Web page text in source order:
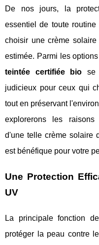
De nos jours, la
essentiel de toute
choisir une crème
estimée. Parmi les
teintée certifiée bio se
judicieux pour ceux qui
tout en préservant
explorerons les raisons
d'une telle crème solaire
est bénéfique pour votre
Une Protection
UV
La principale fonction
protéger la peau contre